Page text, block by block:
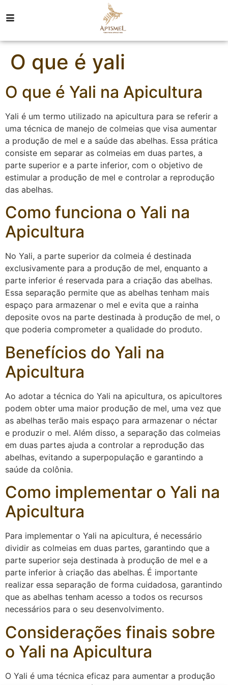
O que é yali
O que é Yali na Apicultura
Yali é um termo utilizado na apicultura para se referir a
uma técnica de manejo de colmeias que visa aumentar
a produção de mel e a saúde das abelhas. Essa prática
consiste em separar as colmeias em duas partes, a
parte superior e a parte inferior, com o objetivo de
estimular a produção de mel e controlar a reprodução
das abelhas.
Como funciona o Yali na
Apicultura
No Yali, a parte superior da colmeia é destinada
exclusivamente para a produção de mel, enquanto a
parte inferior é reservada para a criação das abelhas.
Essa separação permite que as abelhas tenham mais
espaço para armazenar o mel e evita que a rainha
deposite ovos na parte destinada à produção de mel, o
que poderia comprometer a qualidade do produto.
Benefícios do Yali na
Apicultura
Ao adotar a técnica do Yali na apicultura, os apicultores
podem obter uma maior produção de mel, uma vez que
as abelhas terão mais espaço para armazenar o néctar
e produzir o mel. Além disso, a separação das colmeias
em duas partes ajuda a controlar a reprodução das
abelhas, evitando a superpopulação e garantindo a
saúde da colônia.
Como implementar o Yali na
Apicultura
Para implementar o Yali na apicultura, é necessário
dividir as colmeias em duas partes, garantindo que a
parte superior seja destinada à produção de mel e a
parte inferior à criação das abelhas. É importante
realizar essa separação de forma cuidadosa, garantindo
que as abelhas tenham acesso a todos os recursos
necessários para o seu desenvolvimento.
Considerações finais sobre
o Yali na Apicultura
O Yali é uma técnica eficaz para aumentar a produção